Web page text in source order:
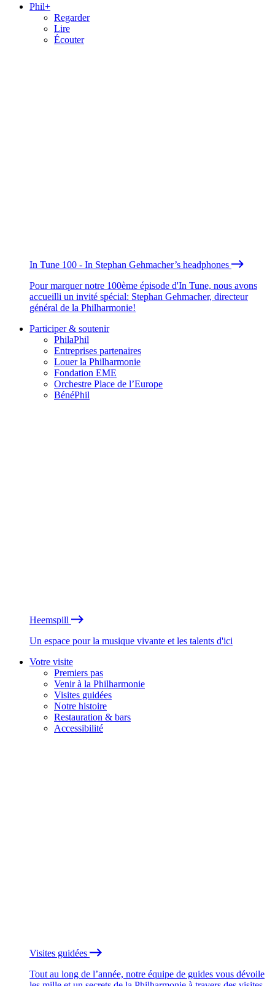
Phil+
Regarder
Lire
Écouter
In Tune 100 - In Stephan Gehmacher’s headphones
Pour marquer notre 100ème épisode d'In Tune, nous avons
accueilli un invité spécial: Stephan Gehmacher, directeur
général de la Philharmonie!
Participer & soutenir
PhilaPhil
Entreprises partenaires
Louer la Philharmonie
Fondation EME
Orchestre Place de l’Europe
BénéPhil
Heemspill
Un espace pour la musique vivante et les talents d'ici
Votre visite
Premiers pas
Venir à la Philharmonie
Visites guidées
Notre histoire
Restauration & bars
Accessibilité
Visites guidées
Tout au long de l’année, notre équipe de guides vous dévoile